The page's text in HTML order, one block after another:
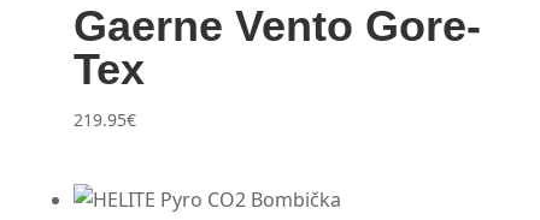
Gaerne Vento Gore-
Tex
219.95€